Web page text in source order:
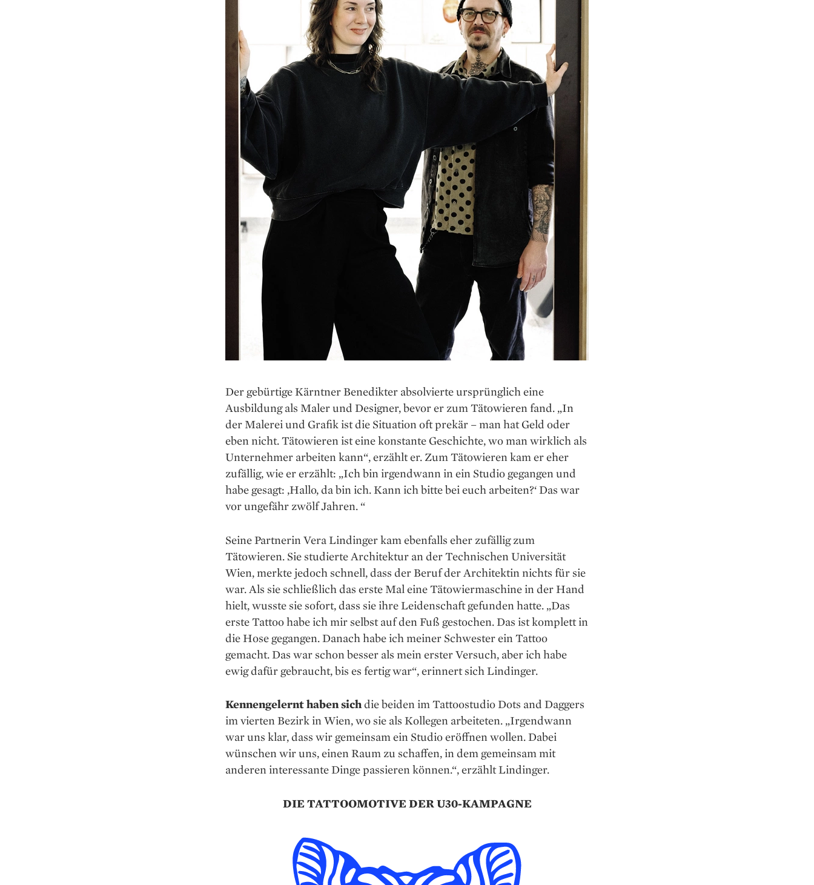
Der gebürtige Kärntner Benedikter absolvierte ursprünglich eine
Ausbildung als Maler und Designer, bevor er zum Tätowieren fand. „In
der Malerei und Grafik ist die Situation oft prekär – man hat Geld oder
eben nicht. Tätowieren ist eine konstante Geschichte, wo man wirklich als
Unternehmer arbeiten kann“, erzählt er. Zum Tätowieren kam er eher
zufällig, wie er erzählt: „Ich bin irgendwann in ein Studio gegangen und
habe gesagt: ‚Hallo, da bin ich. Kann ich bitte bei euch arbeiten?‘ Das war
vor ungefähr zwölf Jahren. “
Seine Partnerin Vera Lindinger kam ebenfalls eher zufällig zum
Tätowieren. Sie studierte Architektur an der Technischen Universität
Wien, merkte jedoch schnell, dass der Beruf der Architektin nichts für sie
war. Als sie schließlich das erste Mal eine Tätowiermaschine in der Hand
hielt, wusste sie sofort, dass sie ihre Leidenschaft gefunden hatte. „Das
erste Tattoo habe ich mir selbst auf den Fuß gestochen. Das ist komplett in
die Hose gegangen. Danach habe ich meiner Schwester ein Tattoo
gemacht. Das war schon besser als mein erster Versuch, aber ich habe
ewig dafür gebraucht, bis es fertig war“, erinnert sich Lindinger.
Kennengelernt haben sichdie beiden im Tattoostudio Dots and Daggers
im vierten Bezirk in Wien, wo sie als Kollegen arbeiteten. „Irgendwann
war uns klar, dass wir gemeinsam ein Studio eröffnen wollen. Dabei
wünschen wir uns, einen Raum zu schaffen, in dem gemeinsam mit
anderen interessante Dinge passieren können.“, erzählt Lindinger.
DIE TATTOOMOTIVE DER U30-KAMPAGNE